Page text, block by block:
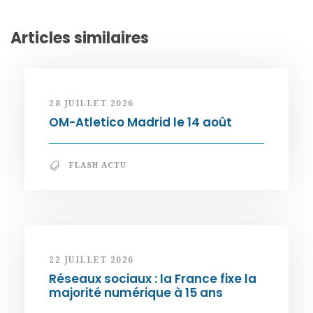
Articles similaires
28 JUILLET 2026
OM-Atletico Madrid le 14 août
FLASH ACTU
22 JUILLET 2026
Réseaux sociaux : la France fixe la
majorité numérique à 15 ans